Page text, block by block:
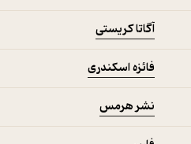
و پس از ماجراهای زیاد حالا در
آگاتا کریستی
فائزه اسکندری
نشر هرمس